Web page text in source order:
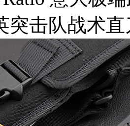
突击队战术直